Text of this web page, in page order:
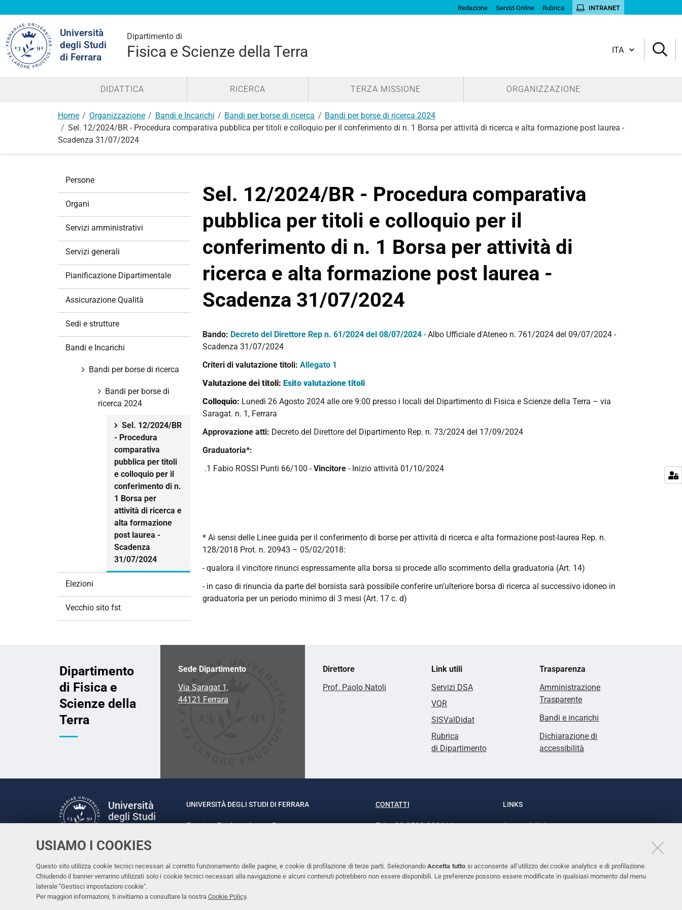
USIAMO I COOKIES
Questo sito utilizza cookie tecnici necessari al corretto funzionamento delle pagine, e cookie di profilazione di terze parti. SelezionandoAccetta tutto si acconsente all’utilizzo dei cookie analytics e di profilazione.
Chiudendo il banner verranno utilizzati solo i cookie tecnici necessari alla navigazione e alcuni contenuti potrebbero non essere disponibili. Le preferenze possono essere modificate in qualsiasi momento dal menu
laterale "Gestisci impostazioni cookie".
Per maggiori informazioni, ti invitiamo a consultare la nostra Cookie Policy.
Redazione Servizi Online Rubrica INTRANET
Università
degli Studi
di Ferrara
Dipartimento di
Fisica e Scienze della Terra
nel
sito
Cambia lingua
DIDATTICA RICERCA TERZA MISSIONE ORGANIZZAZIONE
Home Organizzazione Bandi e Incarichi Bandi per borse di ricerca
Bandi per borse di ricerca 2024
Sel. 12/2024/BR - Procedura comparativa pubblica per titoli e colloquio per il conferimento di n. 1 Borsa per attività di ricerca e alta formazione post laurea -
Scadenza 31/07/2024
Sel. 12/2024/BR - Procedura comparativa
pubblica per titoli e colloquio per il
conferimento di n. 1 Borsa per attività di
ricerca e alta formazione post laurea -
Scadenza 31/07/2024
Bando: Decreto del Direttore Rep n. 61/2024 del 08/07/2024 - Albo Ufficiale d'Ateneo n. 761/2024 del 09/07/2024 -
Scadenza 31/07/2024
Criteri di valutazione titoli: Allegato 1
Valutazione dei titoli: Esito valutazione titoli
Colloquio: Lunedì 26 Agosto 2024 alle ore 9:00 presso i locali del Dipartimento di Fisica e Scienze della Terra – via
Saragat. n. 1, Ferrara
Approvazione atti: Decreto del Direttore del Dipartimento Rep. n. 73/2024 del 17/09/2024
Graduatoria*:
.1 Fabio ROSSI Punti 66/100 - Vincitore - Inizio attività 01/10/2024
* Ai sensi delle Linee guida per il conferimento di borse per attività di ricerca e alta formazione post-laurea Rep. n.
128/2018 Prot. n. 20943 – 05/02/2018:
- qualora il vincitore rinunci espressamente alla borsa si procede allo scorrimento della graduatoria (Art. 14)
- in caso di rinuncia da parte del borsista sarà possibile conferire un’ulteriore borsa di ricerca al successivo idoneo in
graduatoria per un periodo minimo di 3 mesi (Art. 17 c. d)
Persone
Organi
Servizi amministrativi
Servizi generali
Pianificazione Dipartimentale
Assicurazione Qualità
Sedi e strutture
Bandi e Incarichi
Bandi per borse di ricerca
Bandi per borse di
ricerca 2024
Sel. 12/2024/BR
- Procedura
comparativa
pubblica per titoli
e colloquio per il
conferimento di n.
1 Borsa per
attività di ricerca e
alta formazione
post laurea -
Scadenza
31/07/2024
Elezioni
Vecchio sito fst
Dipartimento
di Fisica e
Scienze della
Terra
Sede Dipartimento
Via Saragat 1,
44121 Ferrara
Direttore
Prof. Paolo Natoli
Link utili
Servizi DSA
VQR
SISValDidat
Rubrica
di Dipartimento
Trasparenza
Amministrazione
Trasparente
Bandi e incarichi
Dichiarazione di
accessibilità
Università
degli Studi
Facebook
LinkedinInstagram
Youtube
UNIVERSITÀ DEGLI STUDI DI FERRARA
Rettrice: Prof.ssa Laura Ramaciotti
CONTATTI
Tel. +39 0532 293111
LINKS
Accessibilità
Cookies